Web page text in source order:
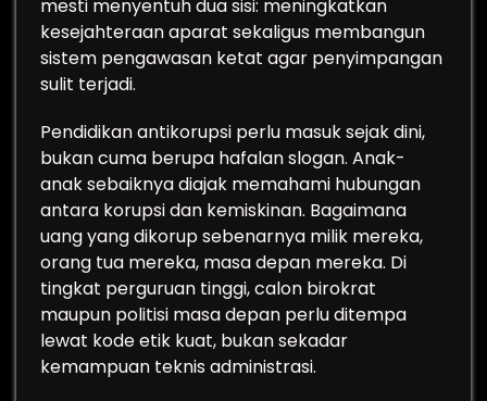
mesti menyentuh dua sisi: meningkatkan
kesejahteraan aparat sekaligus membangun
sistem pengawasan ketat agar penyimpangan
sulit terjadi.
Pendidikan antikorupsi perlu masuk sejak dini,
bukan cuma berupa hafalan slogan. Anak-
anak sebaiknya diajak memahami hubungan
antara korupsi dan kemiskinan. Bagaimana
uang yang dikorup sebenarnya milik mereka,
orang tua mereka, masa depan mereka. Di
tingkat perguruan tinggi, calon birokrat
maupun politisi masa depan perlu ditempa
lewat kode etik kuat, bukan sekadar
kemampuan teknis administrasi.